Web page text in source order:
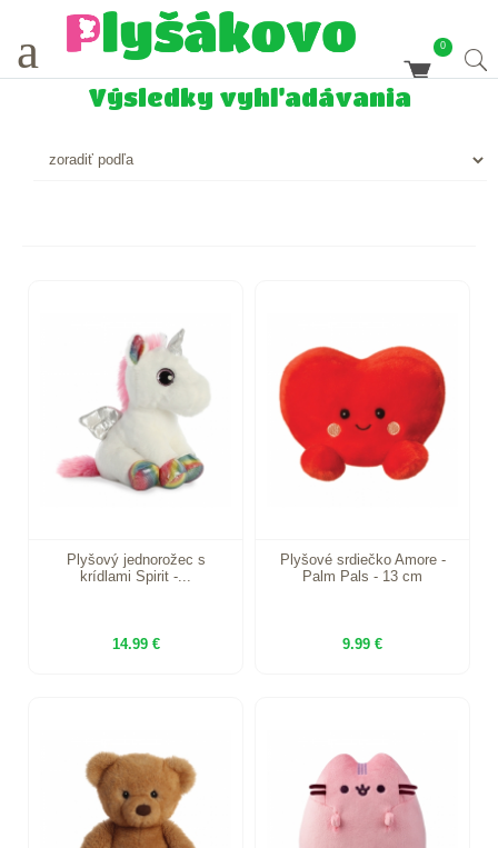
a 0
Výsledky vyhľadávania
Plyšový jednorožec s
krídlami Spirit -...
14.99 €
Plyšové srdiečko Amore -
Palm Pals - 13 cm
9.99 €